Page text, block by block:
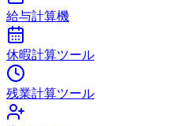
給与計算機
休暇計算ツール
残業計算ツール